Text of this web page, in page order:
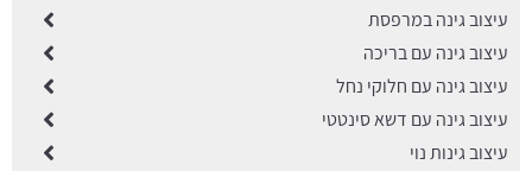
עיצוב גינה במרפסת
עיצוב גינה עם בריכה
עיצוב גינה עם חלוקי נחל
עיצוב גינה עם דשא סינטטי
עיצוב גינות נוי